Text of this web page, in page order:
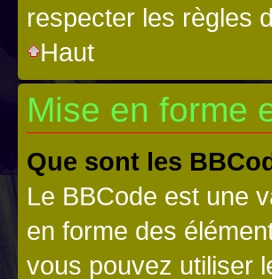
respecter les règles
Haut
Mise en forme
Que sont les
Le BBCode est une
en forme des
vous pouvez utiliser